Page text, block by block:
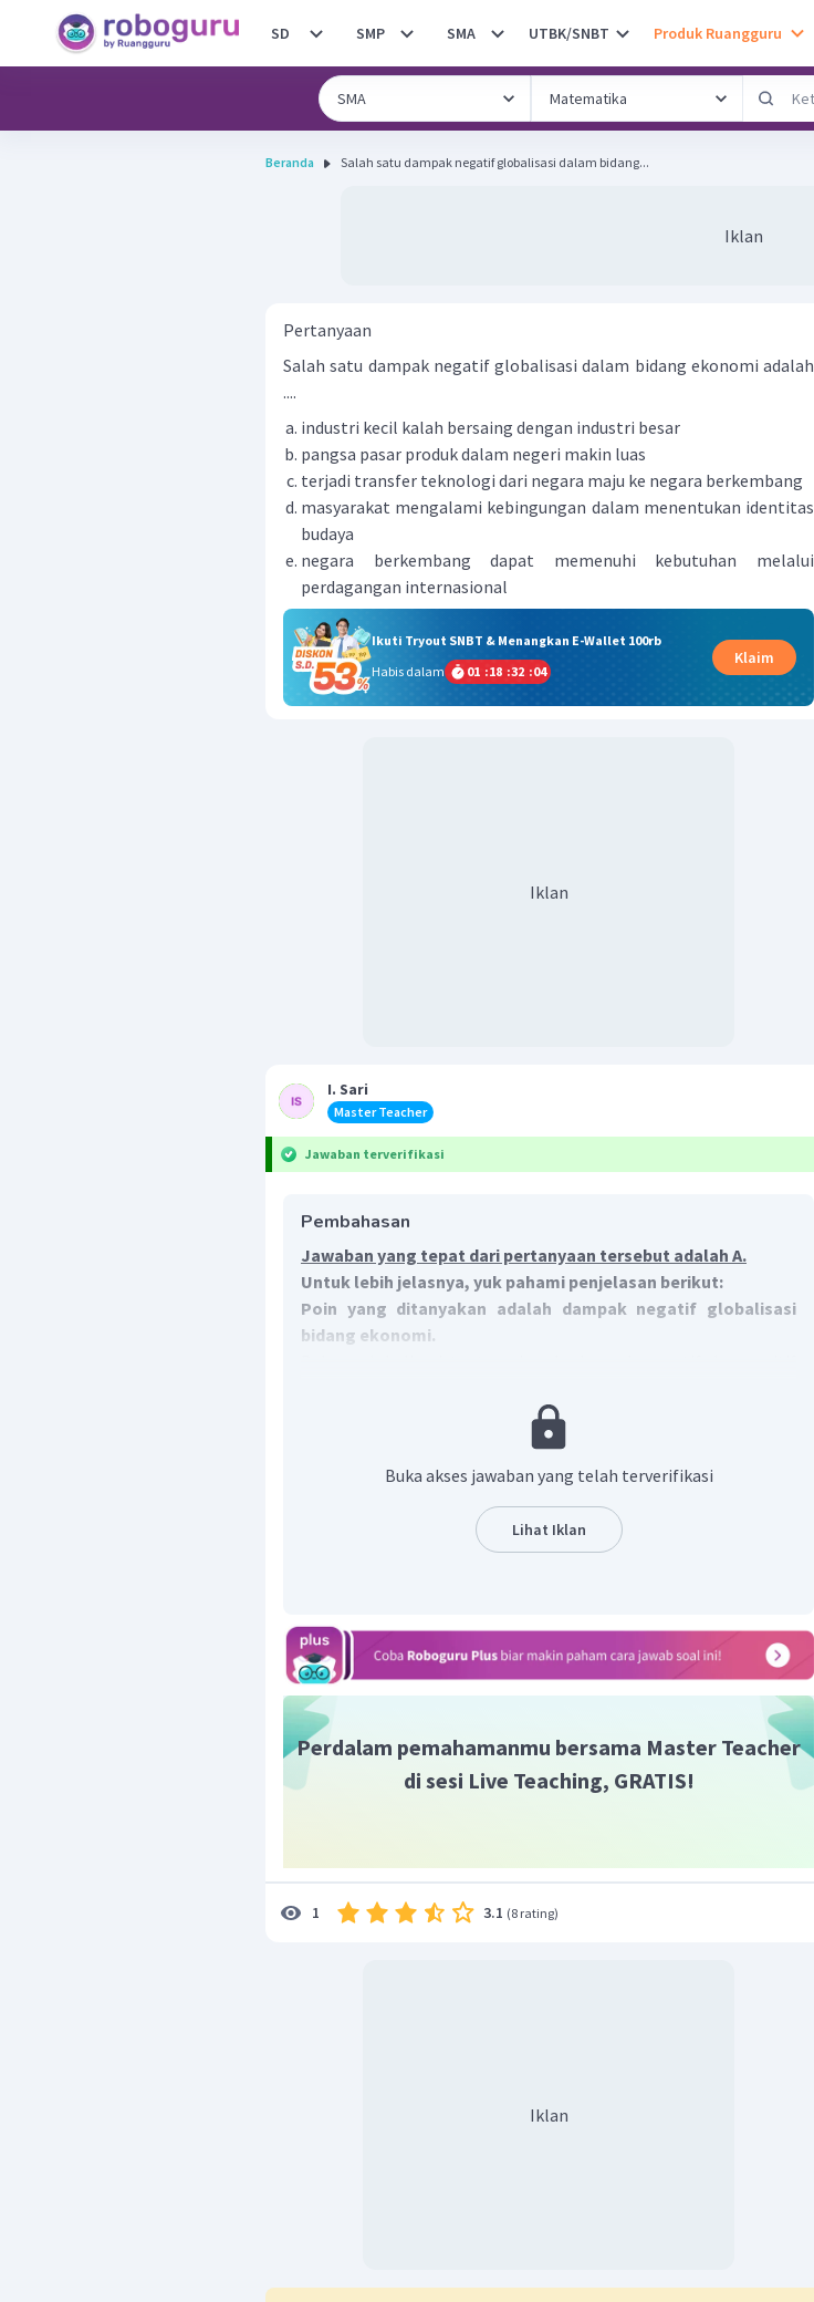
SD SMP SMA UTBK/SNBT Produk Ruangguru
Beranda Salah satu dampak negatif globalisasi dalam bidang...
Iklan
Pertanyaan
Salah satu dampak negatif globalisasi dalam bidang ekonomi adalah
....
industri kecil kalah bersaing dengan industri besar
pangsa pasar produk dalam negeri makin luas
terjadi transfer teknologi dari negara maju ke negara berkembang
masyarakat mengalami kebingungan dalam menentukan identitas
budaya
negara berkembang dapat memenuhi kebutuhan melalui
perdagangan internasional
Ikuti Tryout SNBT & Menangkan E-Wallet 100rb
Habis dalam
01 :18 :32 :03
Klaim
Iklan
I. Sari
Master Teacher
Jawaban terverifikasi
Pembahasan
Jawaban yang tepat dari pertanyaan tersebut adalah A.
Untuk lebih jelasnya, yuk pahami penjelasan berikut:
Poin yang ditanyakan adalah dampak negatif globalisasi
bidang ekonomi.
dampaknya. Dampak negatif dari globalisasi dalam bidang
Perilaku hidup konsumtif
Terjadi persaingan bisnis, sehingga industri kecil kalah
dengan industri besar
Buka akses jawaban yang telah terverifikasi
Lihat Iklan
Perdalam pemahamanmu bersama Master Teacher
di sesi Live Teaching, GRATIS!
1 3.1 (8 rating)
Iklan